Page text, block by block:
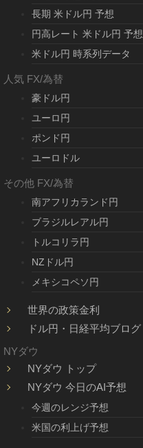
長期 米ドル円 予想
円高レート 米ドル円 予想
米ドル円 時系列データ
人気 FX/為替
豪ドル円
ユーロ円
ポンド円
ユーロドル
その他 FX/為替
南アフリカランド円
ブラジルレアル円
トルコリラ円
NZドル円
メキシコペソ円
世界の政策金利
ドル円・日経平均ブログ
NYダウ
NYダウ トップ
NYダウ 今日のAI予想
今週のレンジ予想
米国の利上げ予想